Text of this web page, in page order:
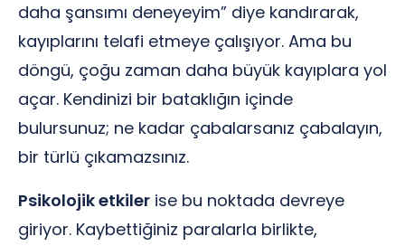
daha şansımı deneyeyim” diye kandırarak,
kayıplarını telafi etmeye çalışıyor. Ama bu
döngü, çoğu zaman daha büyük kayıplara yol
açar. Kendinizi bir bataklığın içinde
bulursunuz; ne kadar çabalarsanız çabalayın,
bir türlü çıkamazsınız.
Psikolojik etkiler ise bu noktada devreye
giriyor. Kaybettiğiniz paralarla birlikte,